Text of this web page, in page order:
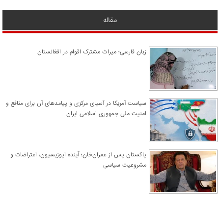
مقاله
زبان فارسی؛ میراث مشترک اقوام در افغانستان
سیاست آمریکا در آسیای مرکزی و پیامدهای آن برای منافع و
امنیت ملی جمهوری اسلامی ایران
پاکستان پس از عمران‌خان؛ آینده اپوزیسیون، اعتراضات و
مشروعیت سیاسی